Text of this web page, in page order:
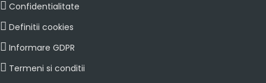
Confidentialitate
Definitii cookies
Informare GDPR
Termeni si conditii